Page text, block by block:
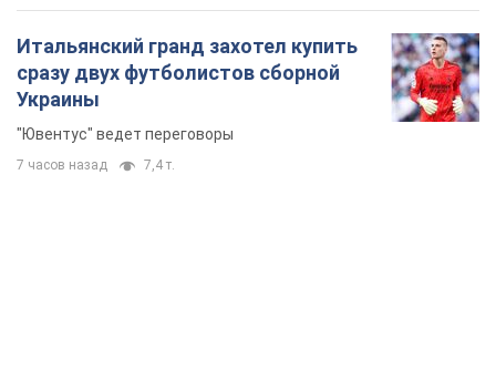
Итальянский гранд захотел купить
сразу двух футболистов сборной
Украины
"Ювентус" ведет переговоры
7 часов назад 7,4 т.